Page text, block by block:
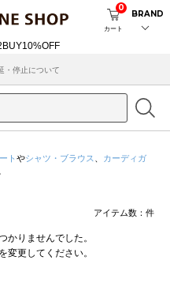
カート
0
BRAND
・停止について
ト やシャツ・ブラウス
カーディガ
アイテム数： 件
かりませんでした。
変更してください。